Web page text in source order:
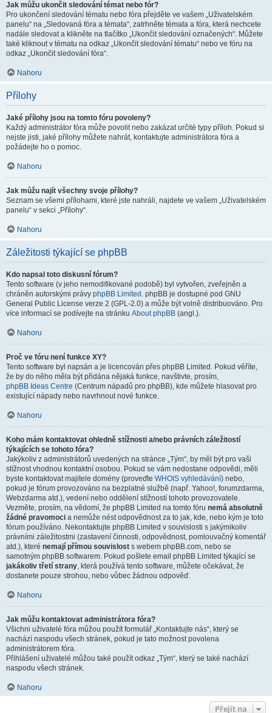
Jak můžu ukončit sledování témat nebo fór?
Pro ukončení sledování tématu nebo fóra přejděte ve vašem „Uživatelském
panelu“ na „Sledovaná fóra a témata“, zatrhněte témata a fóra, která nechcete
nadále sledovat a klikněte na tlačítko „Ukončit sledování označených“. Můžete
také kliknout v tématu na odkaz „Ukončit sledování tématu“ nebo ve fóru na
odkaz „Ukončit sledování fóra“.
Nahoru
Přílohy
Jaké přílohy jsou na tomto fóru povoleny?
Každý administrátor fóra může povolit nebo zakázat určité typy příloh. Pokud si
nejste jisti, jaké přílohy můžete nahrát, kontaktujte administrátora fóra a
požádejte ho o pomoc.
Nahoru
Jak můžu najít všechny svoje přílohy?
Seznam se všemi přílohami, které jste nahráli, najdete ve vašem „Uživatelském
panelu“ v sekci „Přílohy“.
Nahoru
Záležitosti týkající se phpBB
Kdo napsal toto diskusní fórum?
Tento software (v jeho nemodifikované podobě) byl vytvořen, zveřejněn a
chráněn autorskými právy phpBB Limited . phpBB je dostupné pod GNU
General Public License verze 2 (GPL-2.0) a může být volně distribuováno. Pro
více informací se podívejte na stránku About phpBB (angl.).
Nahoru
Proč ve fóru není funkce XY?
Tento software byl napsán a je licencován přes phpBB Limited. Pokud věříte,
že by do něho měla být přidána nějaká funkce, navštivte, prosím,
phpBB Ideas Centre (Centrum nápadů pro phpBB), kde můžete hlasovat pro
existující nápady nebo navrhnout nové funkce.
Nahoru
Koho mám kontaktovat ohledně stížnosti a/nebo právních záležitostí
týkajících se tohoto fóra?
Jakýkoliv z administrátorů uvedených na stránce „Tým“, by měl být pro vaši
stížnost vhodnou kontaktní osobou. Pokud se vám nedostane odpovědi, měli
byste kontaktovat majitele domény (proveďte WHOIS vyhledávání) nebo,
pokud je fórum provozováno na bezplatné službě (např. Yahoo!, forumzdarma,
Webzdarma atd.), vedení nebo oddělení stížností tohoto provozovatele.
Vezměte, prosím, na vědomí, že phpBB Limited na tomto fóru nemá absolutně
žádné pravomoci a nemůže nést odpovědnost za to jak, kde, nebo kým je toto
fórum používáno. Nekontaktujte phpBB Limited v souvislosti s jakýmikoliv
právními záležitostmi (zastavení činnosti, odpovědnost, pomlouvačný komentář
atd.), které nemají přímou souvislost s webem phpBB.com, nebo se
samotným phpBB softwarem. Pokud pošlete email phpBB Limited týkající se
jakákoliv třetí strany, která používá tento software, můžete očekávat, že
dostanete pouze strohou, nebo vůbec žádnou odpověď.
Nahoru
Jak můžu kontaktovat administrátora fóra?
Všichni uživatelé fóra můžou použít formulář „Kontaktujte nás“, který se
nachází naspodu všech stránek, pokud je tato možnost povolena
administrátorem fóra.
Přihlášení uživatelé můžou také použít odkaz „Tým“, který se také nachází
naspodu všech stránek.
Nahoru
Přejít na